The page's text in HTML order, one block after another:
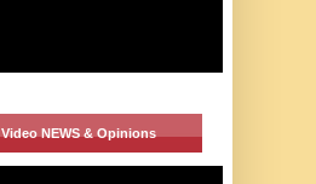
Video NEWS & Opinions